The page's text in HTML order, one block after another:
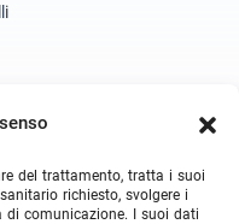
del trattamento, tratta i suoi
richiesto, svolgere i
comunicazione. I suoi dati